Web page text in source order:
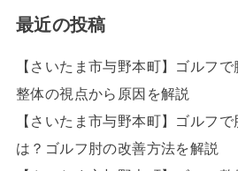
最近の投稿
【さいたま市与野本町】ゴルフ
整体の視点から原因を解説
【さいたま市与野本町】ゴルフ
は？ゴルフ肘の改善方法を解説